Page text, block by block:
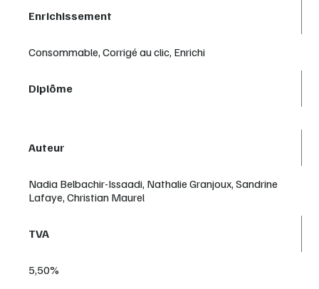
Enrichissement
Consommable, Corrigé au clic, Enrichi
Diplôme
Auteur
Nadia Belbachir-Issaadi, Nathalie Granjoux, Sandrine
Lafaye, Christian Maurel
TVA
5,50%